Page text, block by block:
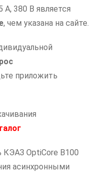
А, 380 В является
, чем указана на сайте.
приложить
КЭАЗ OptiCore B100
асинхронными